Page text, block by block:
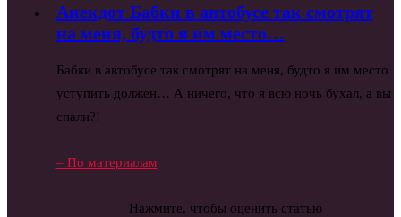
Анекдот Бабки в автобусе так смотрят
на меня, будто я им место…
Бабки в автобусе так смотрят на меня, будто я им место
уступить должен… А ничего, что я всю ночь бухал, а вы
спали?!
– По материалам
Нажмите, чтобы оценить статью